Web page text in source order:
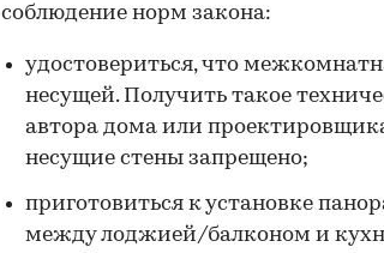
соблюдение норм закона:
удостоверитьcя, что
несущей. Получить такое
автора дома или
несущие стены запрещено;
приготовиться к установке
между лоджией/балконом и